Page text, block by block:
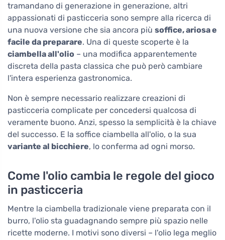
tramandano di generazione in generazione, altri
appassionati di pasticceria sono sempre alla ricerca di
una nuova versione che sia ancora più soffice, ariosa e
facile da preparare. Una di queste scoperte è la
ciambella all'olio – una modifica apparentemente
discreta della pasta classica che può però cambiare
l'intera esperienza gastronomica.
Non è sempre necessario realizzare creazioni di
pasticceria complicate per concedersi qualcosa di
veramente buono. Anzi, spesso la semplicità è la chiave
del successo. E la soffice ciambella all'olio, o la sua
variante al bicchiere, lo conferma ad ogni morso.
Come l'olio cambia le regole del gioco
in pasticceria
Mentre la ciambella tradizionale viene preparata con il
burro, l'olio sta guadagnando sempre più spazio nelle
ricette moderne. I motivi sono diversi – l'olio lega meglio